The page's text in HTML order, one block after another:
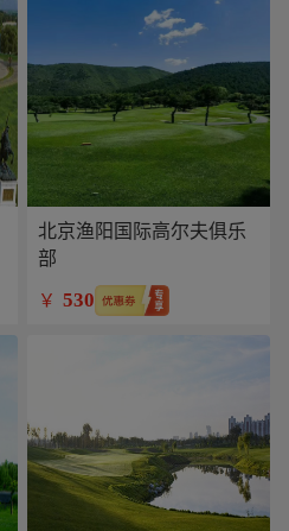
北京渔阳国际高尔夫俱乐
部
￥ 530